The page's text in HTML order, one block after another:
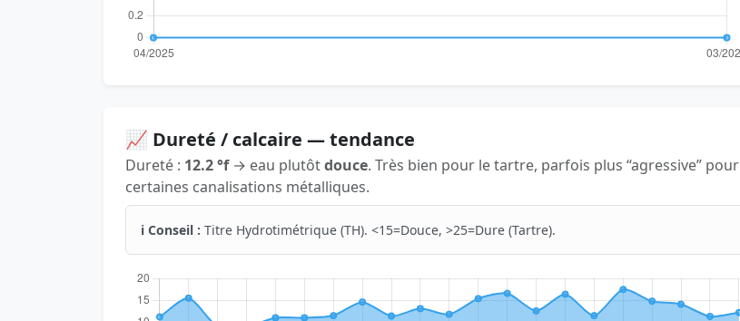
📈 Dureté / calcaire — tendance
Dureté : 12.2 °f→ eau plutôtdouce. Très bien pour le tartre, parfois plus “agressive” pour
certaines canalisations métalliques.
ℹ️ Conseil : Titre Hydrotimétrique (TH). <15=Douce, >25=Dure (Tartre).